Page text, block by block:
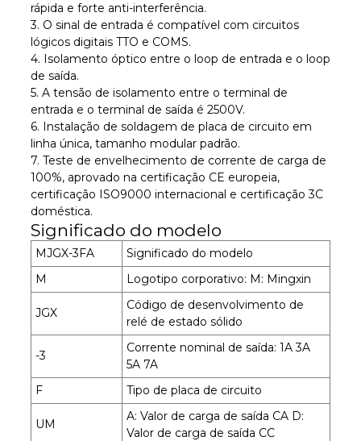
rápida e forte anti-interferência.
3. O sinal de entrada é compatível com circuitos
lógicos digitais TTO e COMS.
4. Isolamento óptico entre o loop de entrada e o loop
de saída.
5. A tensão de isolamento entre o terminal de
entrada e o terminal de saída é 2500V.
6. Instalação de soldagem de placa de circuito em
linha única, tamanho modular padrão.
7. Teste de envelhecimento de corrente de carga de
100%, aprovado na certificação CE europeia,
certificação ISO9000 internacional e certificação 3C
doméstica.
Significado do modelo
MJGX-3FA
Significado do modelo
M
Logotipo corporativo: M: Mingxin
JGX
Código de desenvolvimento de
relé de estado sólido
-3
Corrente nominal de saída: 1A 3A
5A 7A
F
Tipo de placa de circuito
UM
A: Valor de carga de saída CA D:
Valor de carga de saída CC